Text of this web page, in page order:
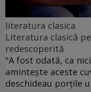
literatura clasica
Literatura clasică
redescoperită
"A fost odată, ca
amintește aceste
deschideau porțile